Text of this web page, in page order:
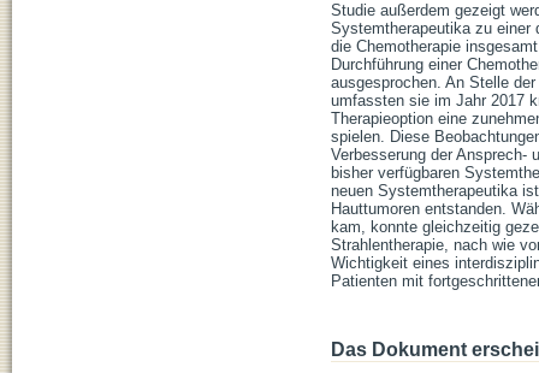
Studie außerdem gezeigt
Systemtherapeutika zu einer
die Chemotherapie
Durchführung einer
ausgesprochen. An Stelle
umfassten sie im Jahr 2017
Therapieoption eine
spielen. Diese
Verbesserung der Ansprech-
bisher verfügbaren
neuen Systemtherapeutika
Hauttumoren entstanden.
kam, konnte gleichzeitig
Strahlentherapie, nach wie
Wichtigkeit eines
Patienten mit
Das Dokument